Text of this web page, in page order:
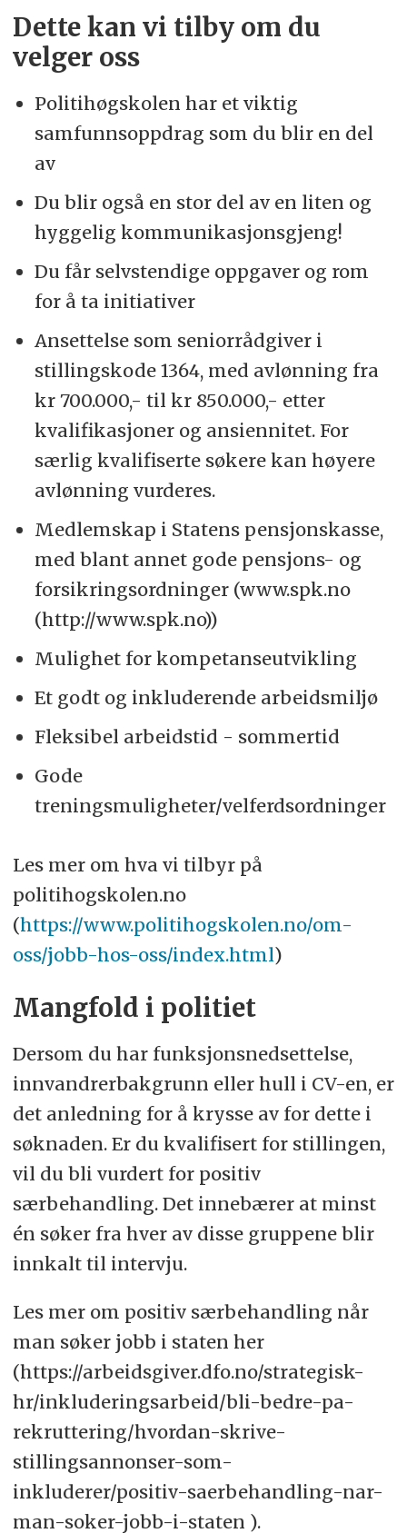
Dette kan vi tilby om du
velger oss
Politihøgskolen har et viktig
samfunnsoppdrag som du blir en del
av
Du blir også en stor del av en liten og
hyggelig kommunikasjonsgjeng!
Du får selvstendige oppgaver og rom
for å ta initiativer
Ansettelse som seniorrådgiver i
stillingskode 1364, med avlønning fra
kr 700.000,- til kr 850.000,- etter
kvalifikasjoner og ansiennitet. For
særlig kvalifiserte søkere kan høyere
avlønning vurderes.
Medlemskap i Statens pensjonskasse,
med blant annet gode pensjons- og
forsikringsordninger (www.spk.no
(http://www.spk.no))
Mulighet for kompetanseutvikling
Et godt og inkluderende arbeidsmiljø
Fleksibel arbeidstid - sommertid
Gode
treningsmuligheter/velferdsordninger
Les mer om hva vi tilbyr på
politihogskolen.no
(https://www.politihogskolen.no/om-
oss/jobb-hos-oss/index.html)
Mangfold i politiet
Dersom du har funksjonsnedsettelse,
innvandrerbakgrunn eller hull i CV-en, er
det anledning for å krysse av for dette i
søknaden. Er du kvalifisert for stillingen,
vil du bli vurdert for positiv
særbehandling. Det innebærer at minst
én søker fra hver av disse gruppene blir
innkalt til intervju.
Les mer om positiv særbehandling når
man søker jobb i staten her
(https://arbeidsgiver.dfo.no/strategisk-
hr/inkluderingsarbeid/bli-bedre-pa-
rekruttering/hvordan-skrive-
stillingsannonser-som-
inkluderer/positiv-saerbehandling-nar-
man-soker-jobb-i-staten ).